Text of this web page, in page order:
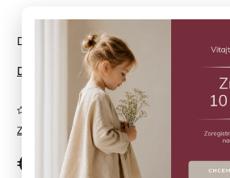
Detský ďalekohľad pre malé objavy
Detailné informácie
Značka: KONGES SLOJD
Neohodnotené
€22,90